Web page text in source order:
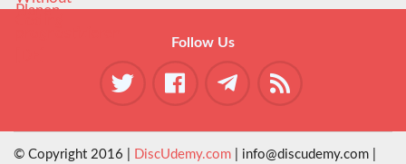
Follow Us
© Copyright 2016 | DiscUdemy.com | info@discudemy.com |